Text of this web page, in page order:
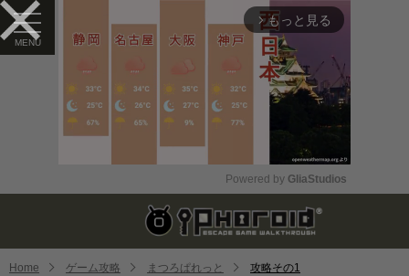
arrow_forward_ios もっと見る
Mute
Powered by GliaStudios
Home ゲーム攻略 まつろぱれっと 攻略その1